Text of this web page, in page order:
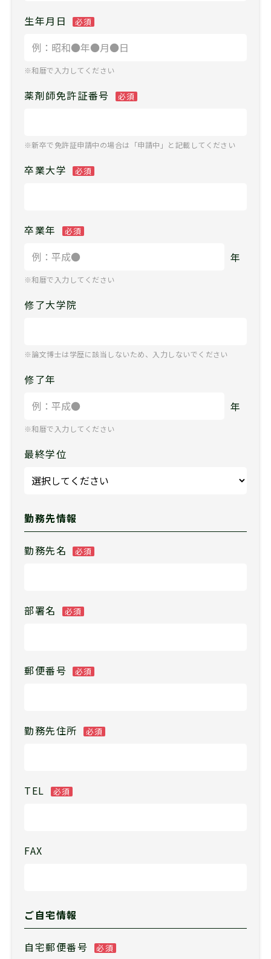
生年月日 必須
※和暦で入力してください
薬剤師免許証番号 必須
※新卒で免許証申請中の場合は「申請中」と記載してください
卒業大学 必須
卒業年 必須
年
※和暦で入力してください
修了大学院
※論文博士は学歴に該当しないため、入力しないでください
修了年
年
※和暦で入力してください
最終学位
勤務先情報
勤務先名 必須
部署名 必須
郵便番号 必須
勤務先住所 必須
TEL 必須
FAX
ご自宅情報
自宅郵便番号 必須